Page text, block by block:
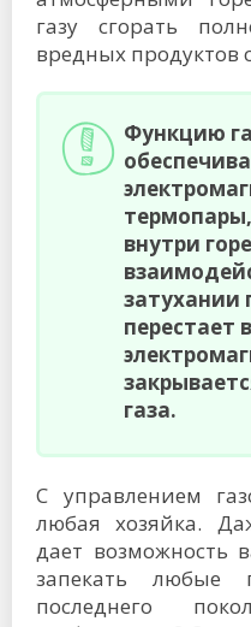
газу сгорать
вредных продуктов
Функцию
внутри
затухании
перестает
газа.
С управлением
любая хозяйка.
дает возможность
запекать любые
последнего